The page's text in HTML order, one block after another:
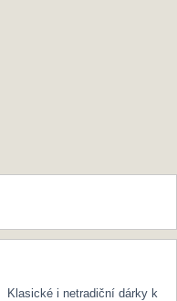
Klasické i netradiční dárky k